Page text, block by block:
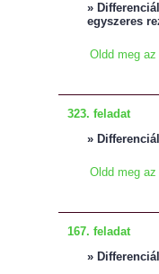
»
egyszeres
Oldd meg
323. feladat
»
Oldd meg
167. feladat
»